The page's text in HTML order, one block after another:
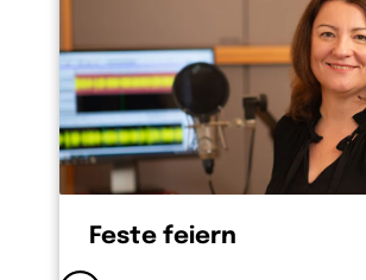
Überleg dir genau, für was du dich
einspannen lässt. Für ihn
Weihnachten kein Bohei
Liebe annehmen und anderen in
begegnen, das wäre ihm wohl
Feste feiern